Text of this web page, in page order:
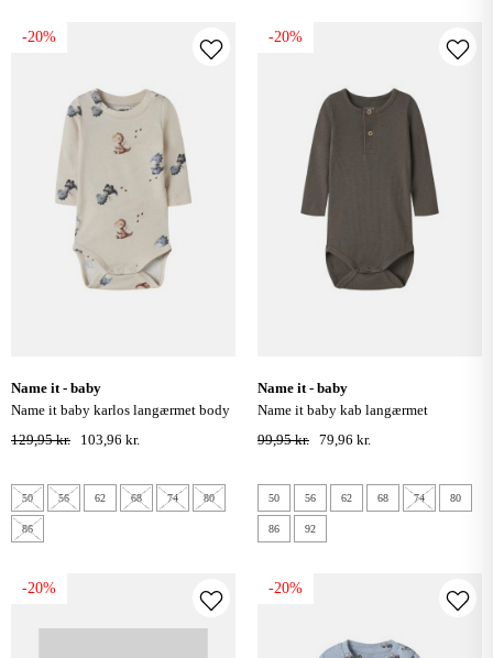
-20%
name it - baby
name it baby karlos langærmet body
- peyote melange
129,95 kr. 103,96 kr.
50 56 62 68 74 80
86
-20%
name it - baby
name it baby kab langærmet
bodystocking - morel
99,95 kr. 79,96 kr.
50 56 62 68 74 80
86 92
-20% -20%